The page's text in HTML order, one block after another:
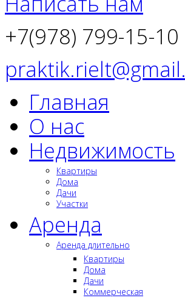
+7(978) 799-15-10
Главная
О нас
Недвижимость
Квартиры
Дома
Дачи
Участки
Аренда
Аренда длительно
Квартиры
Дома
Дачи
Коммерческая